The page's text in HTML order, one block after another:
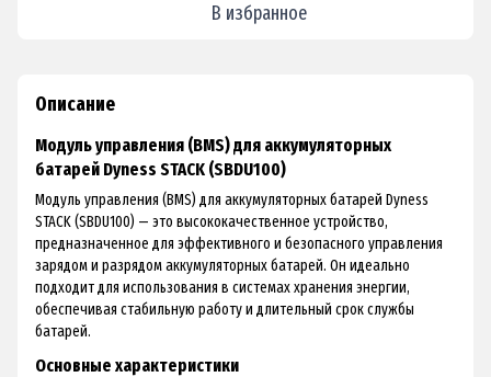
В избранное
Описание
Модуль управления (BMS) для аккумуляторных
батарей Dyness STACK (SBDU100)
Модуль управления (BMS) для аккумуляторных батарей Dyness
STACK (SBDU100) — это высококачественное устройство,
предназначенное для эффективного и безопасного управления
зарядом и разрядом аккумуляторных батарей. Он идеально
подходит для использования в системах хранения энергии,
обеспечивая стабильную работу и длительный срок службы
батарей.
Основные характеристики